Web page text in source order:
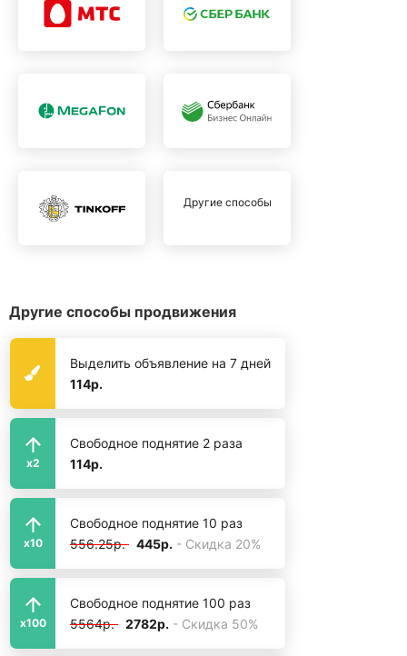
Другие способы
Другие способы продвижения
Выделить объявление на 7 дней
114р.
x2
Свободное поднятие 2 раза
114р.
x10
Свободное поднятие 10 раз
556.25р. 445р. - Скидка 20%
x100
Свободное поднятие 100 раз
5564р. 2782р. - Скидка 50%